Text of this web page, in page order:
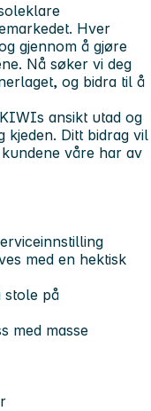
Hver
gjennom å gjøre
Nå søker vi deg
og bidra til å
ansikt utad og
kjeden. Ditt bidrag vil
våre har av
med en hektisk
stole på
med masse